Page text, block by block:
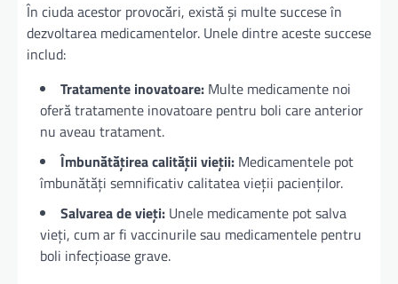
În ciuda acestor provocări, există și multe succese în
dezvoltarea medicamentelor. Unele dintre aceste succese
includ:
Tratamente inovatoare: Multe medicamente noi
oferă tratamente inovatoare pentru boli care anterior
nu aveau tratament.
Îmbunătățirea calității vieții: Medicamentele pot
îmbunătăți semnificativ calitatea vieții pacienților.
Salvarea de vieți: Unele medicamente pot salva
vieți, cum ar fi vaccinurile sau medicamentele pentru
boli infecțioase grave.